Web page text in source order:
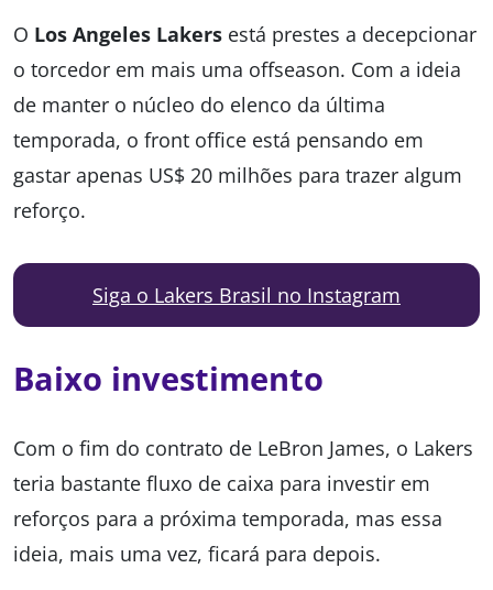
O Los Angeles Lakers está prestes a decepcionar
o torcedor em mais uma offseason. Com a ideia
de manter o núcleo do elenco da última
temporada, o front office está pensando em
gastar apenas US$ 20 milhões para trazer algum
reforço.
Siga o Lakers Brasil no Instagram
Baixo investimento
Com o fim do contrato de LeBron James, o Lakers
teria bastante fluxo de caixa para investir em
reforços para a próxima temporada, mas essa
ideia, mais uma vez, ficará para depois.